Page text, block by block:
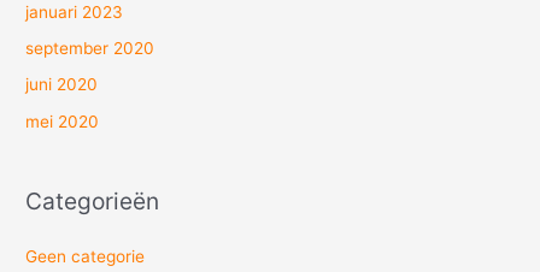
januari 2023
september 2020
juni 2020
mei 2020
Categorieën
Geen categorie